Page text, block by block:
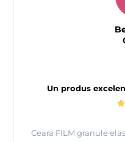
Prezentare ceara
Un produs
Ceara FILM granule